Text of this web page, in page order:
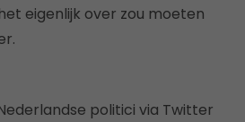
eigenlijk over zou moeten
politici via Twitter